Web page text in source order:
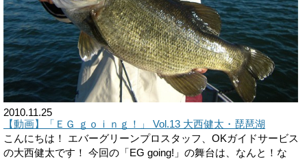
2010.11.25
【動画】「ＥＧ ｇｏｉｎｇ！」 Vol.13 大西健太・琵琶湖
こんにちは！ エバーグリーンプロスタッフ、OKガイドサービス
の大西健太です！ 今回の「EG going!」の舞台は、なんと！な